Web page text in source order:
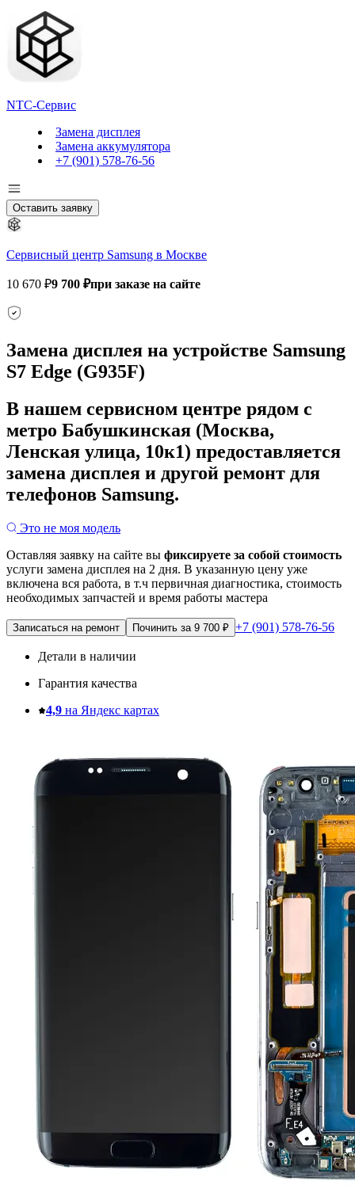
NTC-Сервис
Замена дисплея
Замена аккумулятора
+7 (901) 578-76-56
Оставить заявку
Сервисный центр Samsung в Москве
10 670 ₽9 700 ₽при заказе на сайте
Замена дисплея на устройстве Samsung
S7 Edge (G935F)
В нашем сервисном центре рядом с
метро Бабушкинская (Москва,
Ленская улица, 10к1) предоставляется
замена дисплея и другой ремонт для
телефонов Samsung.
Это не моя модель
Оставляя заявку на сайте вы фиксируете за собой стоимость
услуги замена дисплея на 2 дня. В указанную цену уже
включена вся работа, в т.ч первичная диагностика, стоимость
необходимых запчастей и время работы мастера
Записаться на ремонт Починить за 9 700 ₽ +7 (901) 578-76-56
Детали в наличии
Гарантия качества
4,9 на Яндекс картах